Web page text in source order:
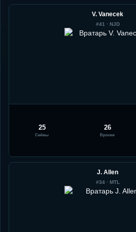
V. Vanecek
#41· NJD
25
Сейвы
26
Броски
J. Allen
#34· MTL